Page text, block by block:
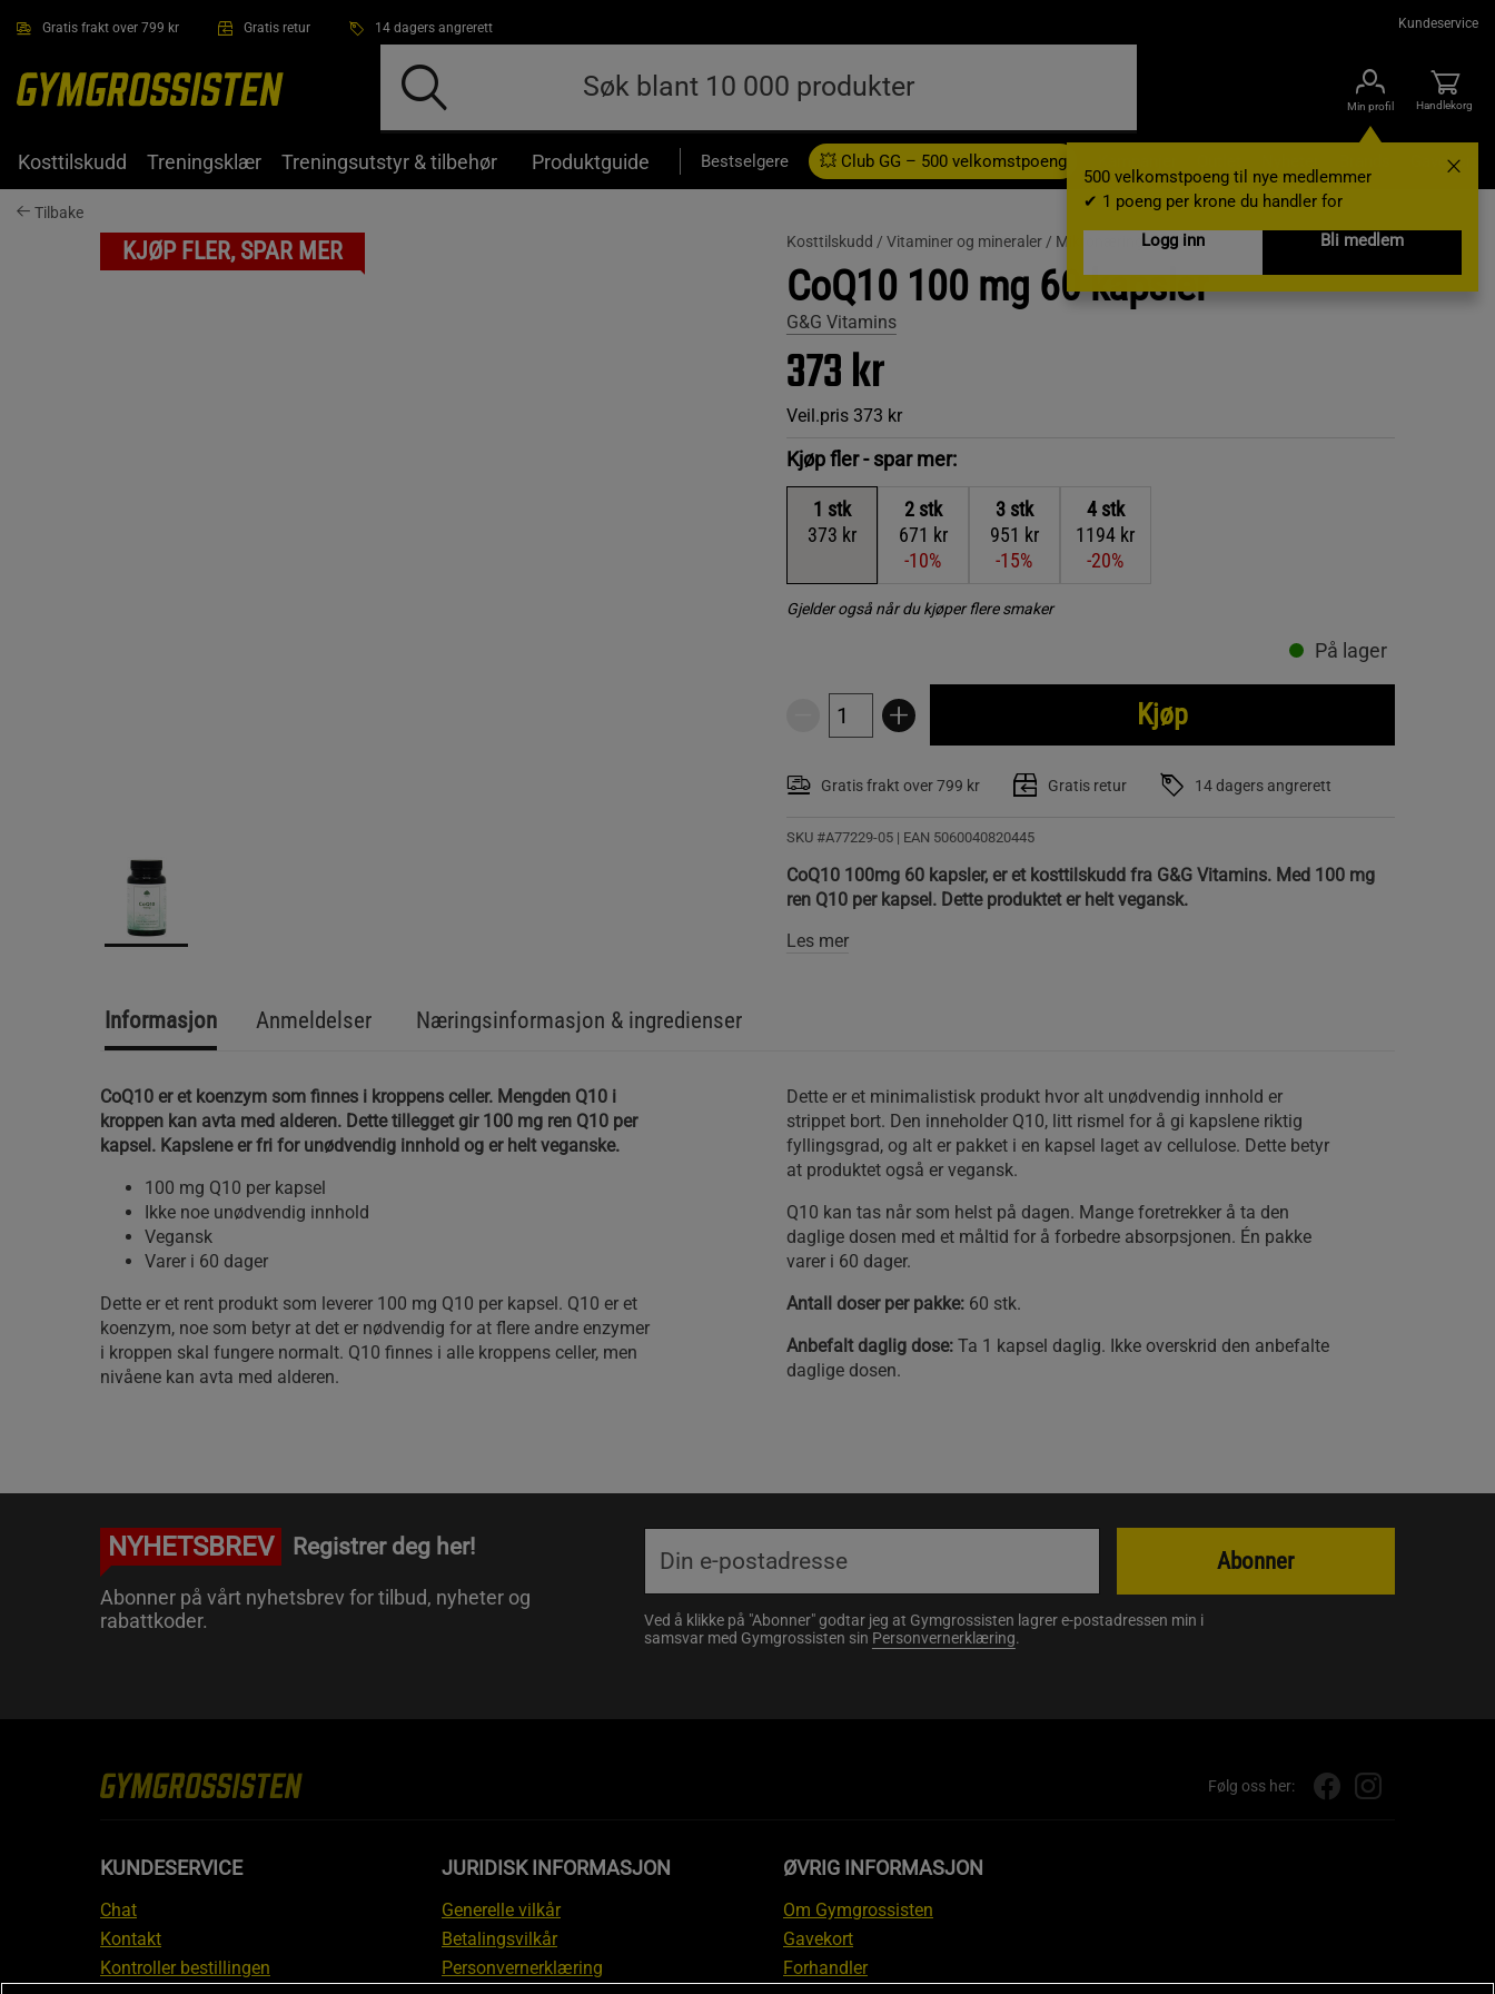
Gratis frakt over 799 kr Gratis retur 14 dagers angrerett Kundeservice
Min profil
500 velkomstpoeng til nye medlemmer
✔ 1 poeng per krone du handler for
Logg inn
Bli medlem
Handlekorg
Kosttilskudd Treningsklær Treningsutstyr & tilbehør Produktguide Bestselgere 💥 Club GG – 500 velkomstpoeng Gavekort
Tilbake
KJØP FLER, SPAR MER Kosttilskudd / Vitaminer og mineraler / Mikronæringsstoffer
CoQ10 100 mg 60 kapsler
G&G Vitamins
373 kr
Veil.pris 373 kr
Kjøp fler - spar mer:
1 stk
373 kr
2stk
671 kr
-10%
3stk
951 kr
-15%
4stk
1194 kr
-20%
Gjelder også når du kjøper flere smaker
På lager
Kjøp
Gratis frakt over 799 kr Gratis retur 14 dagers angrerett
SKU #A77229-05 | EAN 5060040820445
CoQ10 100mg 60 kapsler, er et kosttilskudd fra G&G Vitamins. Med 100 mg
ren Q10 per kapsel. Dette produktet er helt vegansk.
Les mer
Informasjon Anmeldelser Næringsinformasjon & ingredienser
CoQ10 er et koenzym som finnes i kroppens celler. Mengden Q10 i
kroppen kan avta med alderen. Dette tillegget gir 100 mg ren Q10 per
kapsel. Kapslene er fri for unødvendig innhold og er helt veganske.
100 mg Q10 per kapsel
Ikke noe unødvendig innhold
Vegansk
Varer i 60 dager
Dette er et rent produkt som leverer 100 mg Q10 per kapsel. Q10 er et
koenzym, noe som betyr at det er nødvendig for at flere andre enzymer
i kroppen skal fungere normalt. Q10 finnes i alle kroppens celler, men
nivåene kan avta med alderen.
Dette er et minimalistisk produkt hvor alt unødvendig innhold er
strippet bort. Den inneholder Q10, litt rismel for å gi kapslene riktig
fyllingsgrad, og alt er pakket i en kapsel laget av cellulose. Dette betyr
at produktet også er vegansk.
Q10 kan tas når som helst på dagen. Mange foretrekker å ta den
daglige dosen med et måltid for å forbedre absorpsjonen. Én pakke
varer i 60 dager.
Antall doser per pakke: 60 stk.
Anbefalt daglig dose:Ta 1 kapsel daglig. Ikke overskrid den anbefalte
daglige dosen.
NYHETSBREV Registrer deg her!
Abonner på vårt nyhetsbrev for tilbud, nyheter og
rabattkoder.
Ved å klikke på "Abonner" godtar jeg at Gymgrossisten lagrer e-postadressen min i
samsvar med Gymgrossisten sin Personvernerklæring.
Abonner
Følg oss her:
KUNDESERVICE
Chat
Kontakt
Kontroller bestillingen
JURIDISK INFORMASJON
Generelle vilkår
Betalingsvilkår
Personvernerklæring
ØVRIG INFORMASJON
Om Gymgrossisten
Gavekort
Forhandler